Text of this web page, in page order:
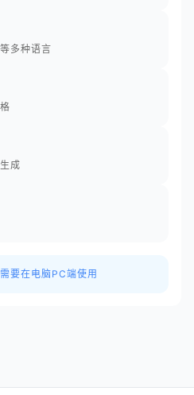
多种语言
成
要在电脑PC端使用